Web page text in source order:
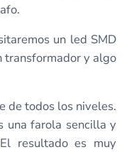
un led SMD
transformador y algo
de todos los niveles.
una farola sencilla y
resultado es muy